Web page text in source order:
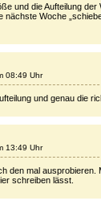
und die Aufteilung
nächste Woche
08:49 Uhr
und genau die
13:49 Uhr
den mal ausprobieren.
schreiben lässt.